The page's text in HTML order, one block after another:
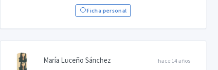
Ficha personal
hace 14 años
María Luceño Sánchez